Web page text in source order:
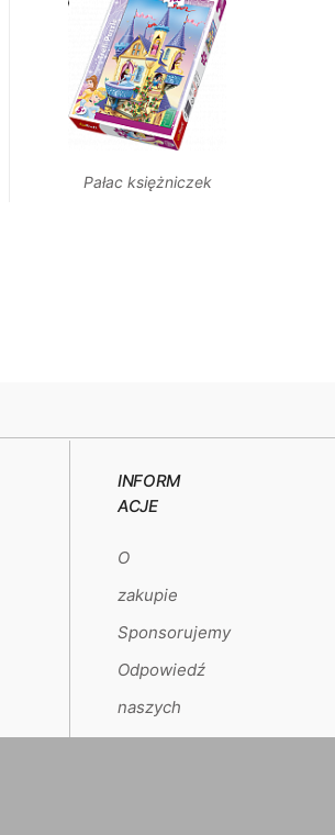
Pałac księżniczek
INFORM
ACJE
O
zakupie
Sponsorujemy
Odpowiedź
naszych
klientów